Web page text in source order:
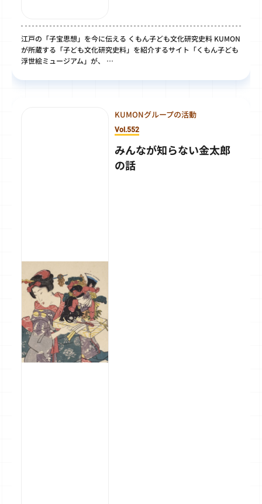
江戸の「子宝思想」を今に伝える くもん子ども文化研究史料 KUMON
が所蔵する「子ども文化研究史料」を紹介するサイト「くもん子ども
浮世絵ミュージアム」が、 …
KUMONグループの活動
Vol.552
みんなが知らない金太郎
の話